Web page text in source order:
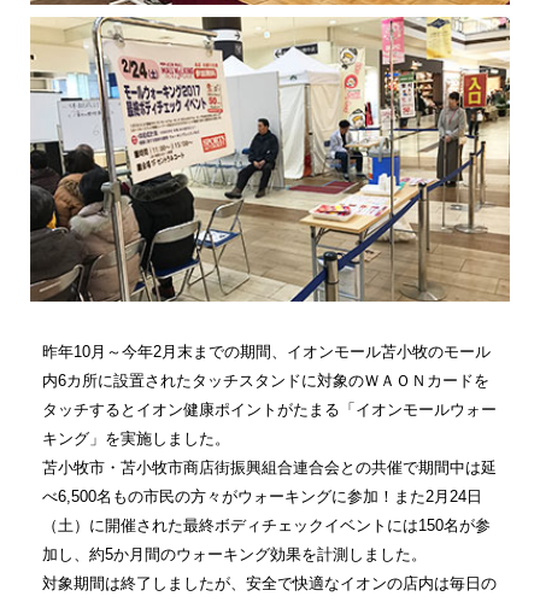
昨年10月～今年2月末までの期間、イオンモール苫小牧のモール
内6カ所に設置されたタッチスタンドに対象のＷＡＯＮカードを
タッチするとイオン健康ポイントがたまる「イオンモールウォー
キング」を実施しました。
苫小牧市・苫小牧市商店街振興組合連合会との共催で期間中は延
べ6,500名もの市民の方々がウォーキングに参加！また2月24日
（土）に開催された最終ボディチェックイベントには150名が参
加し、約5か月間のウォーキング効果を計測しました。
対象期間は終了しましたが、安全で快適なイオンの店内は毎日の